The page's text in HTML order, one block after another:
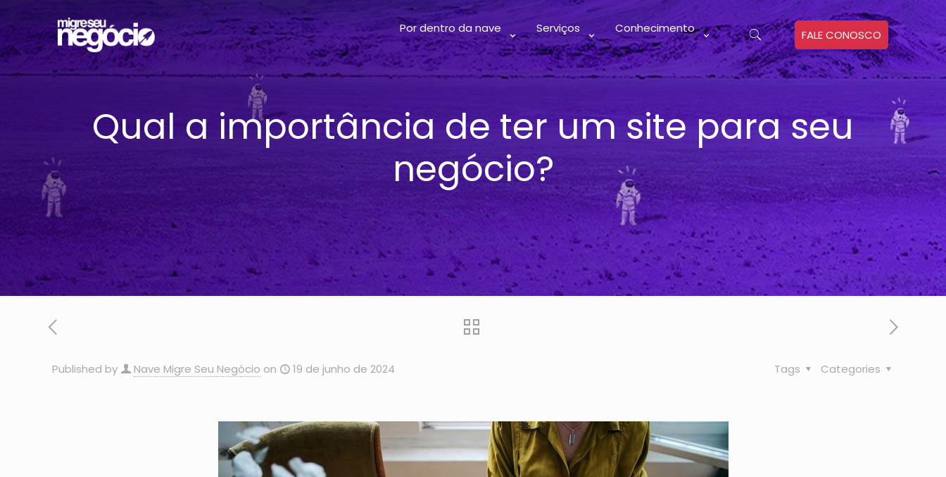
Por dentro da nave Serviços Conhecimento FALE CONOSCO
Qual a importância de ter um site para seu
negócio?
Published by Nave Migre Seu Negócio on 19 de junho de 2024 Categories
Tags